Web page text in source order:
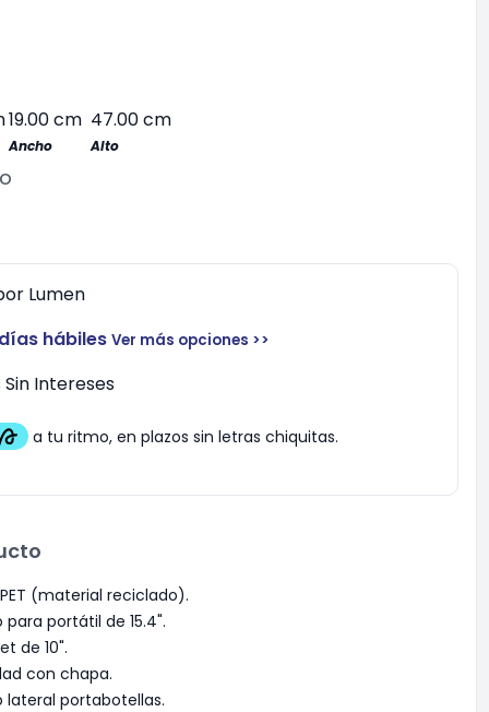
19.00 cm 47.00 cm
Ancho Alto
Lumen
hábiles Ver más opciones >>
Intereses
(material reciclado).
portátil de 15.4".
de 10".
con chapa.
portabotellas.